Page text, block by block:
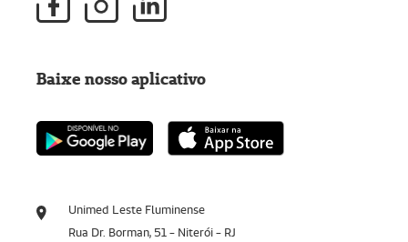
Unimed Leste Fluminense
Rua Dr. Borman, 51 - Niterói - RJ
Baixe nosso aplicativo